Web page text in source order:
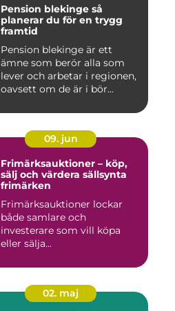
Pension blekinge så
planerar du för en trygg
framtid
Pension blekinge är ett
ämne som berör alla som
lever och arbetar i regionen,
oavsett om de är i bör...
09. jun
Frimärksauktioner – köp,
sälj och värdera sällsynta
frimärken
Frimärksauktioner lockar
både samlare och
investerare som vill köpa
eller sälja...
02. maj